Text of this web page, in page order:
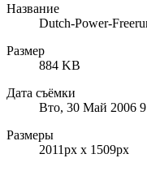
Название
Dutch-Power-
Размер
884 KB
Дата съёмки
Вто, 30 Май 2006
Размеры
2011px x 1509px